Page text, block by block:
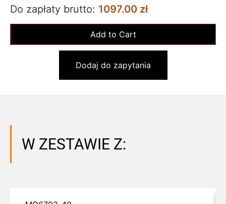
Do zapłaty brutto: 1097.00 zł
Dodaj do zapytania
W ZESTAWIE Z: